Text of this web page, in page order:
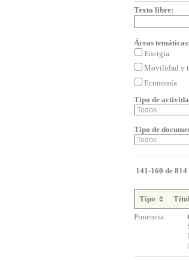
Texto libre:
Áreas temáticas:
Energía
Movilidad y
Economía
Tipo de
Tipo de
141-160 de
Tipo
Ponencia